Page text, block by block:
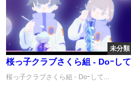
未分類
桜っ子クラブさくら組 - Doｰして
桜っ子クラブさくら組 - Doｰして...